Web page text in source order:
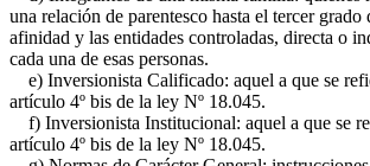
una relación de parentesco hasta el tercer
afinidad y las entidades controladas, directa o
cada una de esas personas.
e) Inversionista Calificado: aquel a que se
artículo 4º bis de la ley Nº 18.045.
f) Inversionista Institucional: aquel a que se
artículo 4º bis de la ley Nº 18.045.